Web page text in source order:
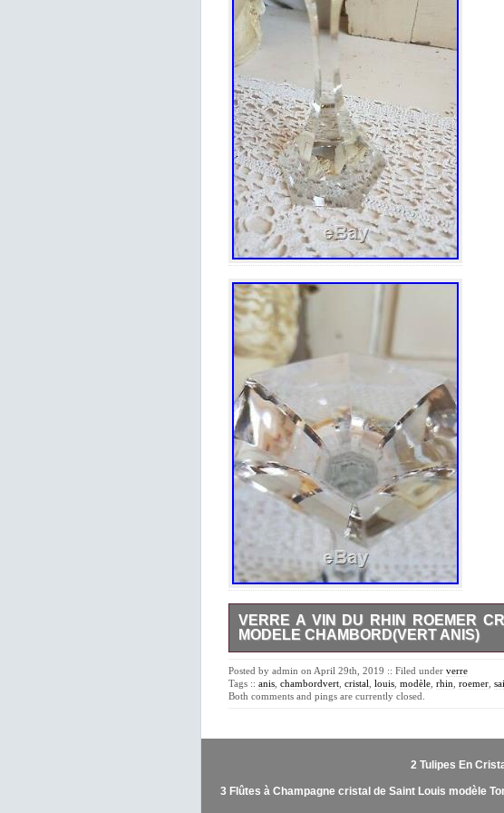
VERRE A VIN DU RHIN ROEMER
MODELE CHAMBORD(VERT ANIS)
TAILLE. HAUTEUR 23CM DIAMETRE DU
REGLER EN PLUSIEURS FOIS SANS FRAIS
DU RHIN ROEMER CRISTAL SIGNE SAINT
Posted by admin on April 29th, 2019 :: Filed under verre
Tags :: anis chambordvert cristal louis modèle rhin roemer
Both comments and pings are currently closed.
2 Tulipes En
3 Flûtes à Champagne cristal de Saint Louis modèle